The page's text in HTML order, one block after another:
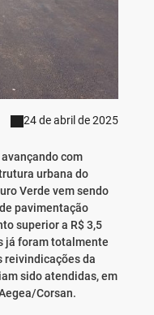
24 de abril de 2025
com
urbana do
Verde vem sendo
pavimentação
superior a R$ 3,5
já foram totalmente
reivindicações da
sido atendidas, em
Corsan.